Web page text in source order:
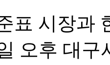
표 시장과
오후 대